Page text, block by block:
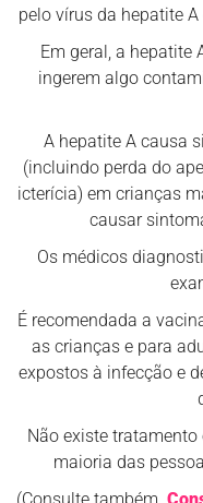
pelo vírus da hepatite
Em geral, a hepatite
ingerem algo
A hepatite A causa
(incluindo perda do
icterícia) em crianças
causar
Os médicos
É recomendada a
as crianças e para
expostos à infecção e
Não existe
maioria das
(Consulte também